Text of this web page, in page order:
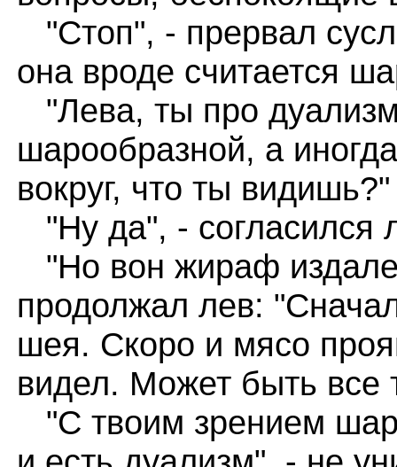
"Стоп", - прервал
она вроде считается
"Лева, ты про
шарообразной, а
вокруг, что ты
"Ну да", - согласился
"Но вон жираф
продолжал лев:
шея. Скоро и мясо
видел. Может быть
"С твоим зрением